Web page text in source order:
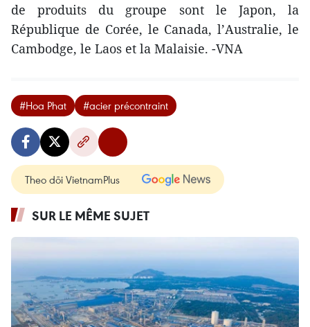
de produits du groupe sont le Japon, la
République de Corée, le Canada, l’Australie, le
Cambodge, le Laos et la Malaisie. -VNA
#Hoa Phat #acier précontraint
Theo dõi VietnamPlus
SUR LE MÊME SUJET